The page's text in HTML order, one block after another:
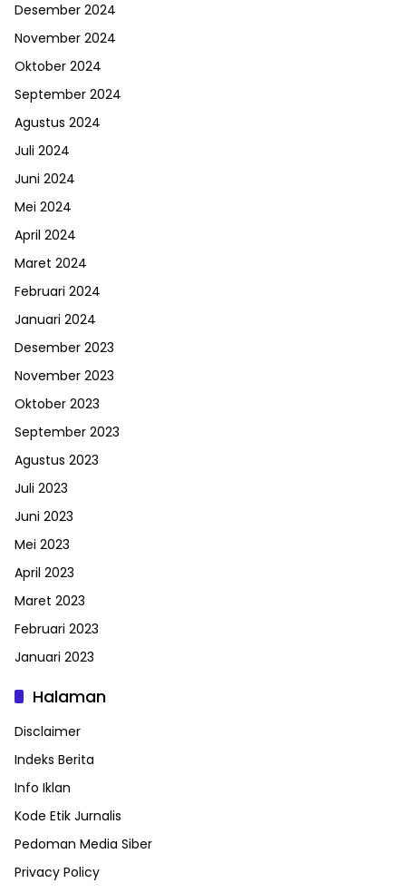
Desember 2024
November 2024
Oktober 2024
September 2024
Agustus 2024
Juli 2024
Juni 2024
Mei 2024
April 2024
Maret 2024
Februari 2024
Januari 2024
Desember 2023
November 2023
Oktober 2023
September 2023
Agustus 2023
Juli 2023
Juni 2023
Mei 2023
April 2023
Maret 2023
Februari 2023
Januari 2023
Halaman
Disclaimer
Indeks Berita
Info Iklan
Kode Etik Jurnalis
Pedoman Media Siber
Privacy Policy